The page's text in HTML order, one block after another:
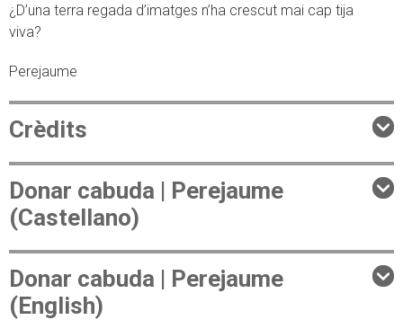
¿D’una terra regada d’imatges n’ha crescut mai cap tija
viva?
Perejaume
Crèdits
Donar cabuda | Perejaume
(Castellano)
Donar cabuda | Perejaume
(English)